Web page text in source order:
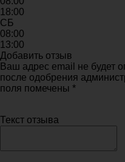
18:00
СБ
08:00
13:00
Добавить отзыв
Ваш адрес email не будет
после одобрения
поля помечены *
Текст отзыва